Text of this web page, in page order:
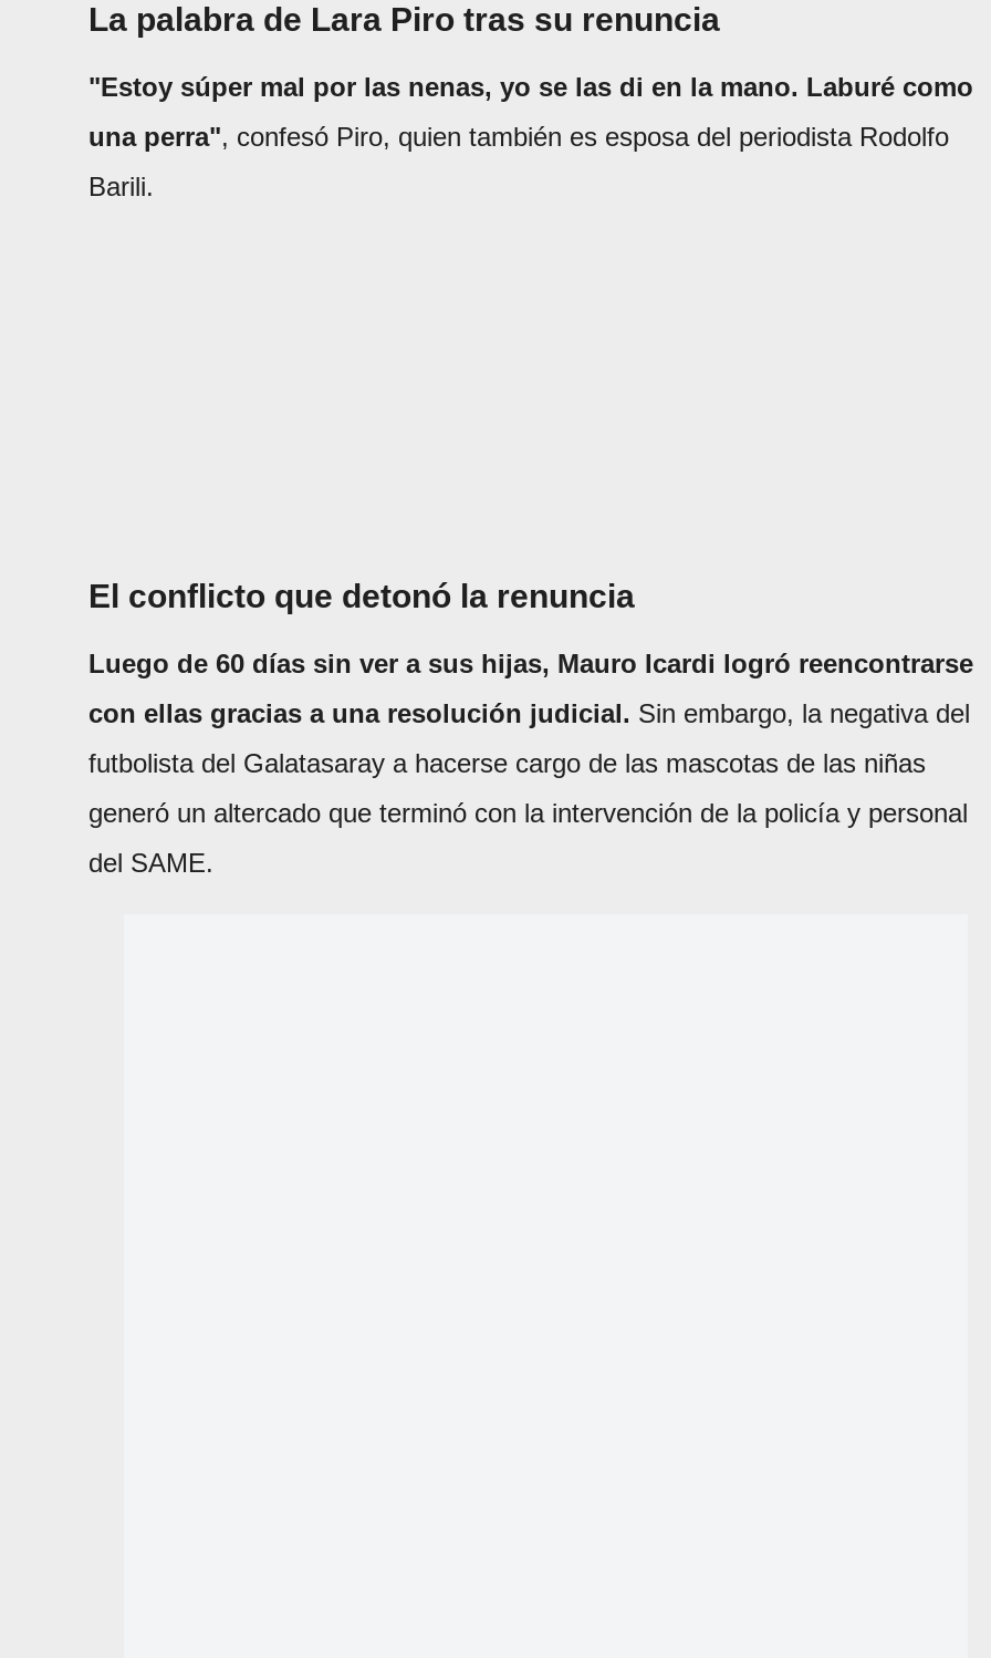
La palabra de Lara Piro tras su renuncia
"Estoy súper mal por las nenas, yo se las di en la mano. Laburé como
una perra", confesó Piro, quien también es esposa del periodista Rodolfo
Barili.
El conflicto que detonó la renuncia
Luego de 60 días sin ver a sus hijas, Mauro Icardi logró reencontrarse
con ellas gracias a una resolución judicial. Sin embargo, la negativa del
futbolista del Galatasaray a hacerse cargo de las mascotas de las niñas
generó un altercado que terminó con la intervención de la policía y personal
del SAME.